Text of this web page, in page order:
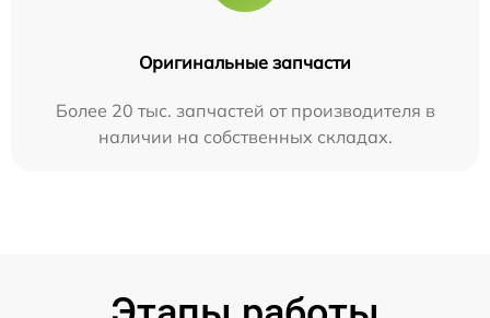
Оригинальные запчасти
Более 20 тыс. запчастей от производителя в
наличии на собственных складах.